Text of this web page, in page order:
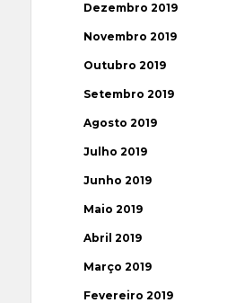
Dezembro 2019
Novembro 2019
Outubro 2019
Setembro 2019
Agosto 2019
Julho 2019
Junho 2019
Maio 2019
Abril 2019
Março 2019
Fevereiro 2019